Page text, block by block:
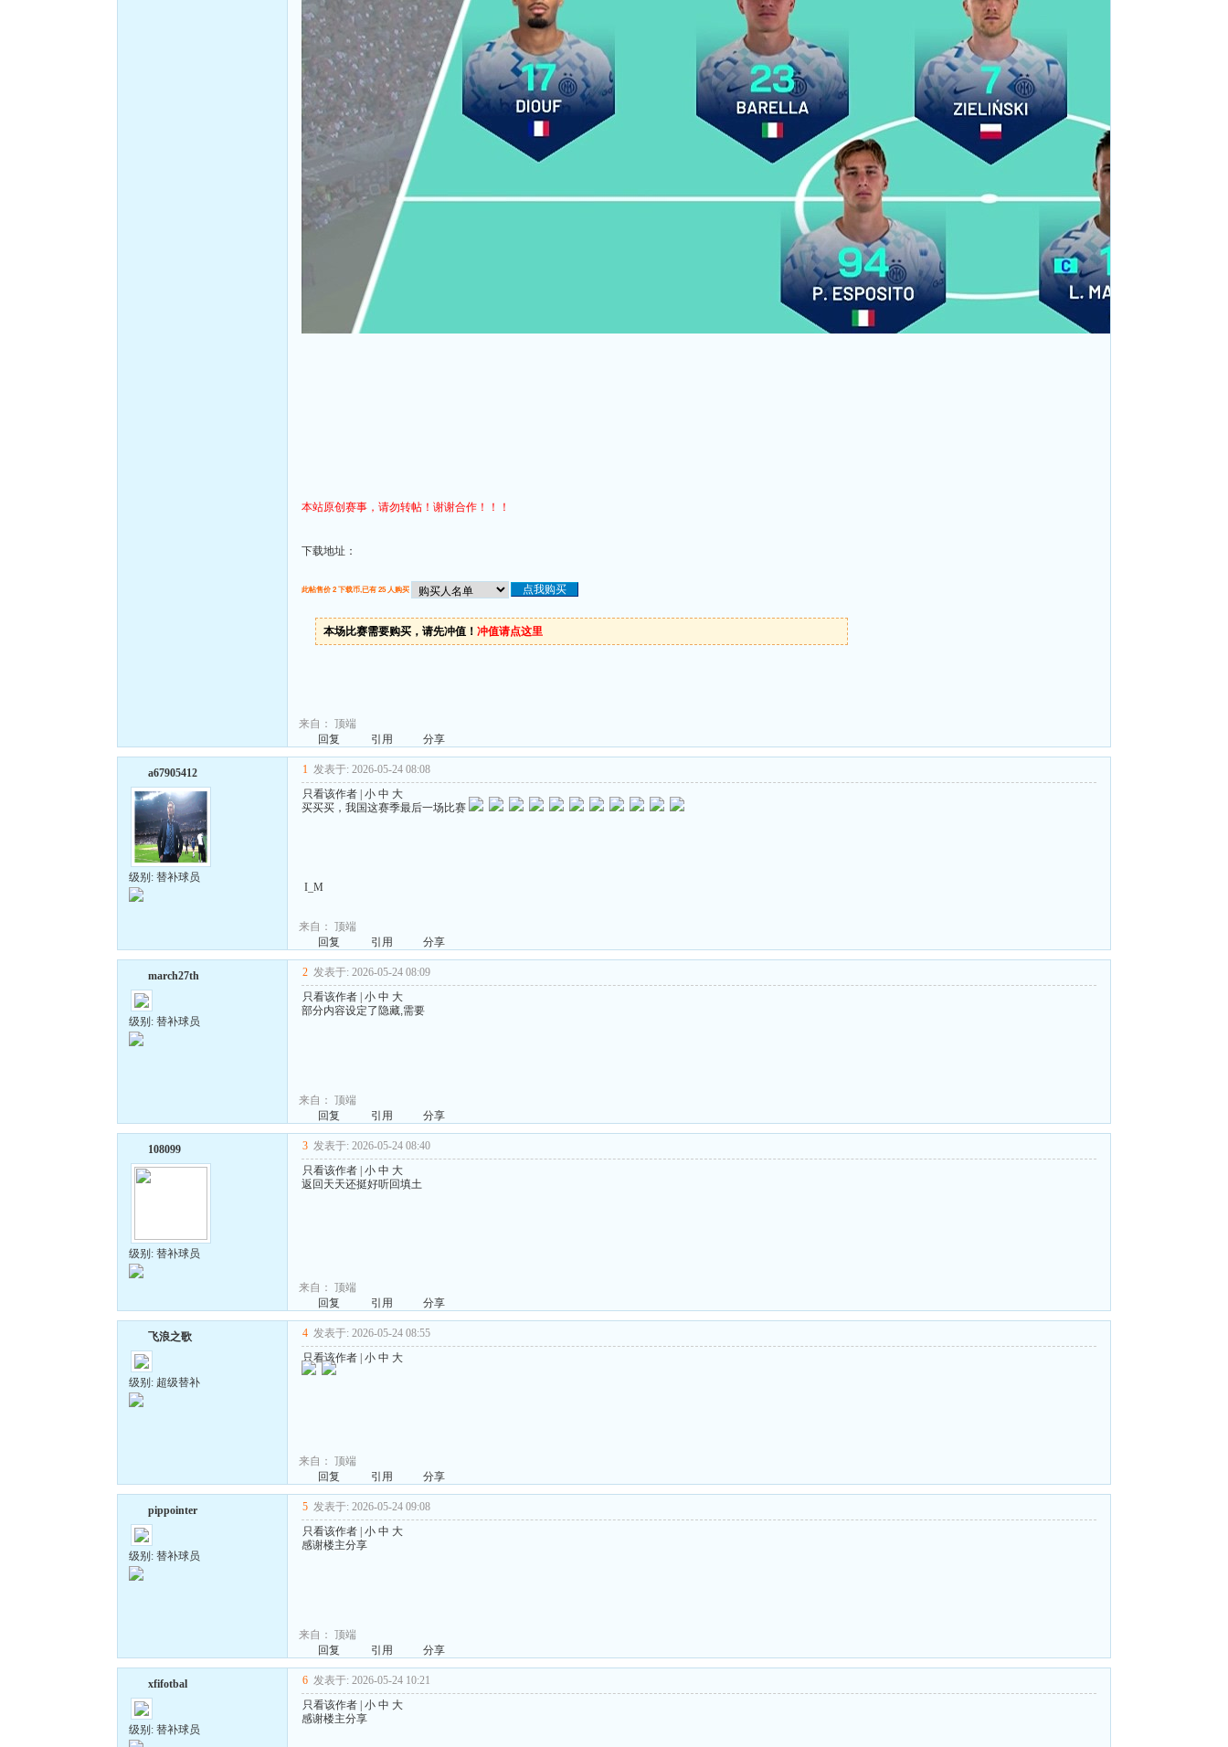
本站原创赛事，请勿转帖！谢谢合作！！！
下载地址：
此帖售价 2 下载币,已有 25 人购买
本场比赛需要购买，请先冲值！ 冲值请点这里
来自： 顶端
回复
引用 分享
a67905412
级别: 替补球员
1 发表于: 2026-05-24 08:08
只看该作者| 小 中 大
买买买，我国这赛季最后一场比赛
I_M
来自： 顶端
回复
引用 分享
march27th
级别: 替补球员
2 发表于: 2026-05-24 08:09
只看该作者| 小 中 大
部分内容设定了隐藏,需要
来自： 顶端
回复
引用 分享
108099
级别: 替补球员
3 发表于: 2026-05-24 08:40
只看该作者| 小 中 大
返回天天还挺好听回填土
来自： 顶端
回复
引用 分享
飞浪之歌
级别: 超级替补
4 发表于: 2026-05-24 08:55
只看该作者| 小 中 大
来自： 顶端
回复
引用 分享
pippointer
级别: 替补球员
5 发表于: 2026-05-24 09:08
只看该作者| 小 中 大
感谢楼主分享
来自： 顶端
回复
引用 分享
xfifotbal
级别: 替补球员
6 发表于: 2026-05-24 10:21
只看该作者| 小 中 大
感谢楼主分享